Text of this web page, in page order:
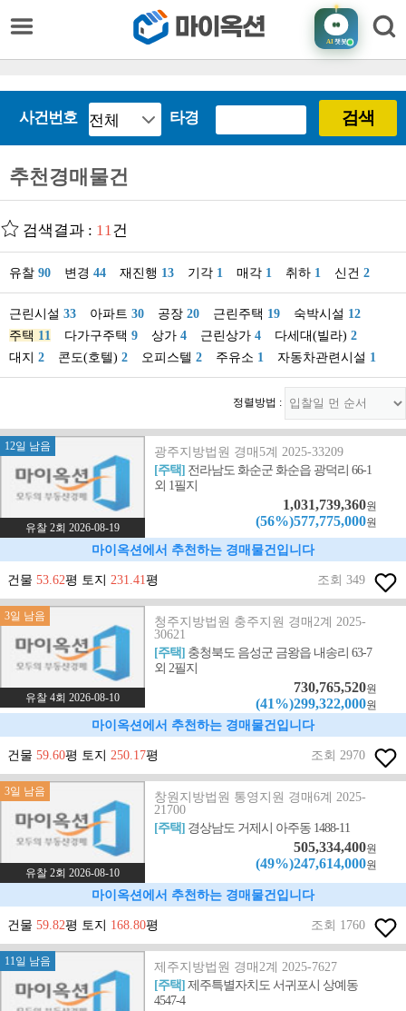
AI챗봇
사건번호 타경 검색
추천경매물건
검색결과 : 11건
유찰 90 변경 44 재진행 13 기각 1 매각 1 취하 1 신건 2
근린시설 33 아파트 30 공장 20 근린주택 19 숙박시설 12
주택 11 다가구주택 9 상가 4 근린상가 4 다세대(빌라) 2
대지 2 콘도(호텔) 2 오피스텔 2 주유소 1 자동차관련시설 1
정렬방법 :
12일 남음
유찰 2회 2026-08-19
광주지방법원 경매5계 2025-33209
[주택] 전라남도 화순군 화순읍 광덕리 66-1
외 1필지
1,031,739,360원
(56%)577,775,000원
마이옥션에서 추천하는 경매물건입니다
건물 53.62평 토지 231.41평 조회 349
3일 남음
유찰 4회 2026-08-10
청주지방법원 충주지원 경매2계 2025-
30621
[주택] 충청북도 음성군 금왕읍 내송리 63-7
외 2필지
730,765,520원
(41%)299,322,000원
마이옥션에서 추천하는 경매물건입니다
건물 59.60평 토지 250.17평 조회 2970
3일 남음
유찰 2회 2026-08-10
창원지방법원 통영지원 경매6계 2025-
21700
[주택] 경상남도 거제시 아주동 1488-11
505,334,400원
(49%)247,614,000원
마이옥션에서 추천하는 경매물건입니다
건물 59.82평 토지 168.80평 조회 1760
11일 남음
제주지방법원 경매2계 2025-7627
[주택]제주특별자치도 서귀포시 상예동
4547-4